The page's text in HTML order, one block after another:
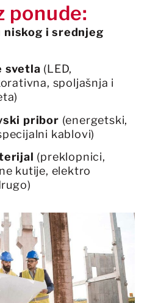
ponude:
i srednjeg
svetla (LED,
spoljašnja i
pribor (energetski,
kablovi)
(preklopnici,
kutije, elektro